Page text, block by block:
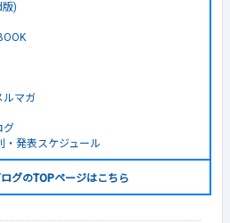
)
ルマガ
グ
発表スケジュール
グのTOPページはこちら